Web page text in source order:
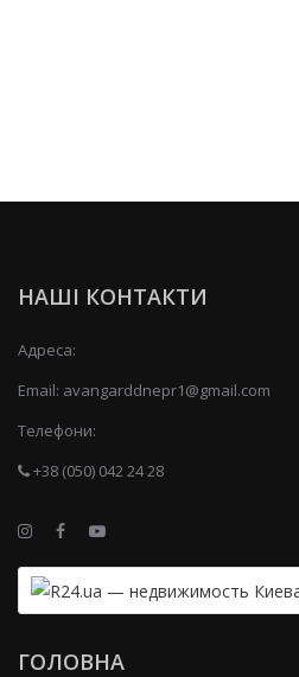
НАШІ КОНТАКТИ
Адреса:
Email: avangarddnepr1@gmail.com
Телефони:
+38 (050) 042 24 28
ГОЛОВНА